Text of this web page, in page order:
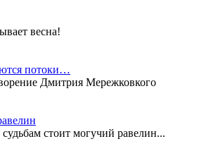
весна!
потоки…
Дмитрия Мережковкого
стоит могучий равелин...